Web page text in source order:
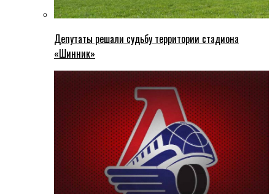
Депутаты решали судьбу территории стадиона
«Шинник»